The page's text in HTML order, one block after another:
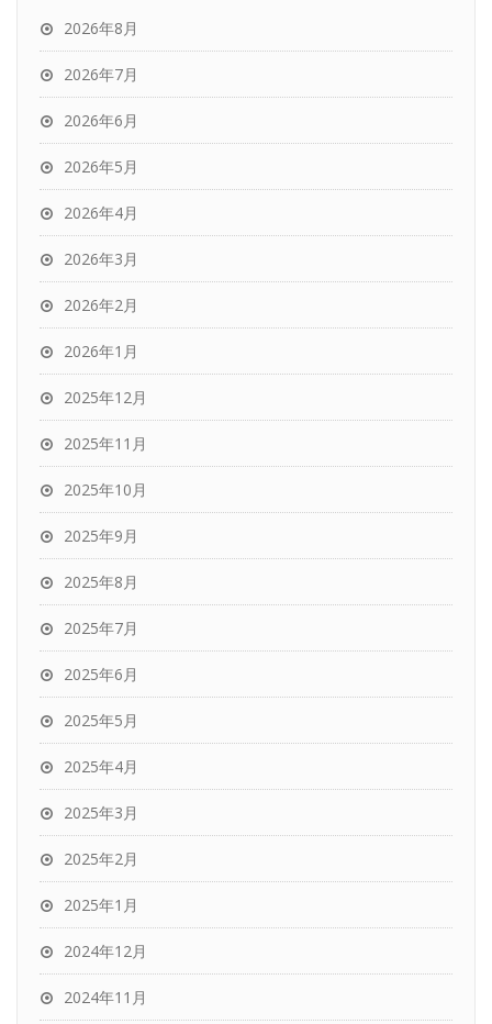
2026年8月
2026年7月
2026年6月
2026年5月
2026年4月
2026年3月
2026年2月
2026年1月
2025年12月
2025年11月
2025年10月
2025年9月
2025年8月
2025年7月
2025年6月
2025年5月
2025年4月
2025年3月
2025年2月
2025年1月
2024年12月
2024年11月